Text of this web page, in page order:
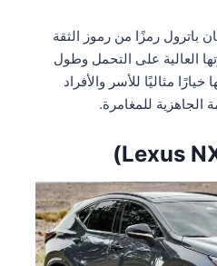
باترول رمزًا من رموز الثقة
العالية على التحمل وطول
مثاليًا للأسر والأفراد
الجاهزية للمغامرة.